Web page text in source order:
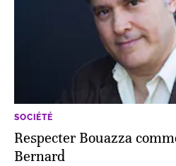
SOCIÉTÉ
Respecter Bouazza
Bernard